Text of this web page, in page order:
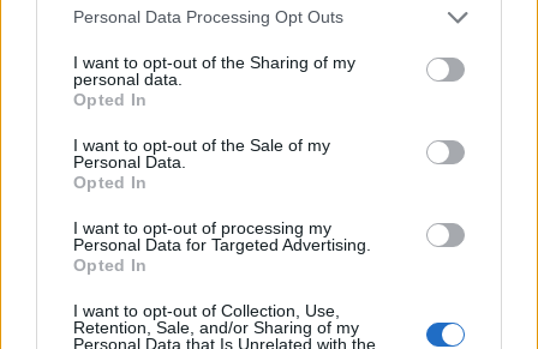
Please note that this website/app uses one or more Google
not limited to your visit or usage behaviour. You may click to
grant or deny consent to Google and its third-party tags to
use your data for below specified purposes in below Google
consent section.
Personal Data Processing Opt Outs
I want to opt-out of the Sharing of my
personal data.
Opted In
I want to opt-out of the Sale of my
Personal Data.
Opted In
I want to opt-out of processing my
Personal Data for Targeted Advertising.
Opted In
I want to opt-out of Collection, Use,
Retention, Sale, and/or Sharing of my
Personal Data that Is Unrelated with the
tetőcserepet!